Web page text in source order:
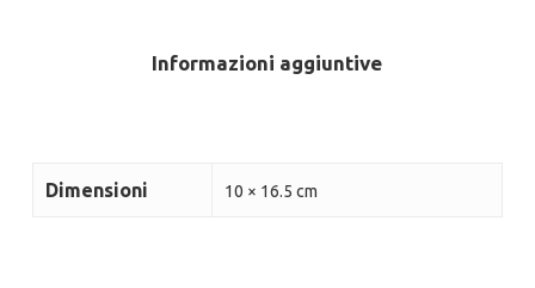
Informazioni aggiuntive
Dimensioni 10 × 16.5 cm